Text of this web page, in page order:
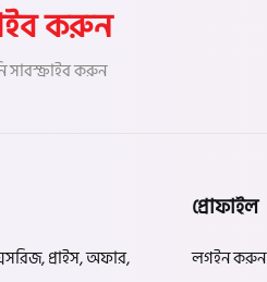
করুন
করুন
প্রাইস, অফার,
প্রোফাইল
লগইন করুন